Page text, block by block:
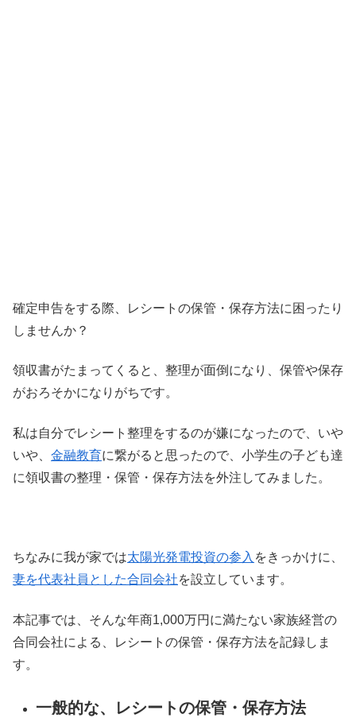
確定申告をする際、レシートの保管・保存方法に困ったり
しませんか？
領収書がたまってくると、整理が面倒になり、保管や保存
がおろそかになりがちです。
私は自分でレシート整理をするのが嫌になったので、いや
いや、 金融教育に繋がると思ったので、小学生の子ども達
に領収書の整理・保管・保存方法を外注してみました。
ちなみに我が家では太陽光発電投資の参入 をきっかけに、
妻を代表社員とした合同会社を設立しています。
本記事では、そんな年商1,000万円に満たない家族経営の
合同会社による、レシートの保管・保存方法を記録しま
す。
一般的な、レシートの保管・保存方法